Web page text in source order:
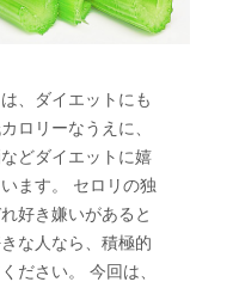
、ダイエットにも
ロリーなうえに、
どダイエットに嬉
ます。 セロリの独
好き嫌いがあると
な人なら、積極的
ださい。 今回は、